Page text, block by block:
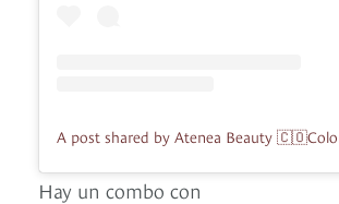
Hay un combo con